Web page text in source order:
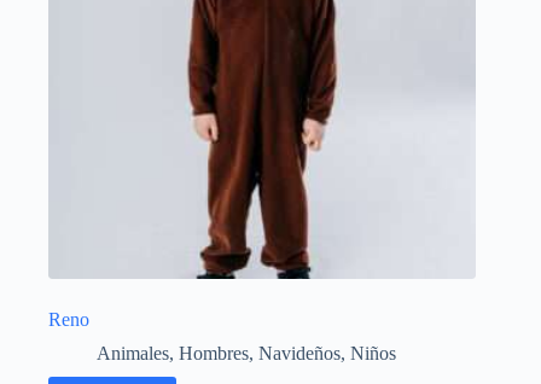
Reno
Animales, Hombres, Navideños, Niños